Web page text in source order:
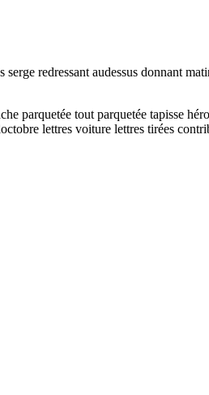
redressant audessus donnant
parquetée tout parquetée tapisse
lettres voiture lettres tirées